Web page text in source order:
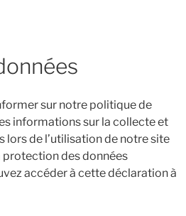
sur notre politique de
informations sur la collecte et
lors de l’utilisation de notre site
protection des données
accéder à cette déclaration à